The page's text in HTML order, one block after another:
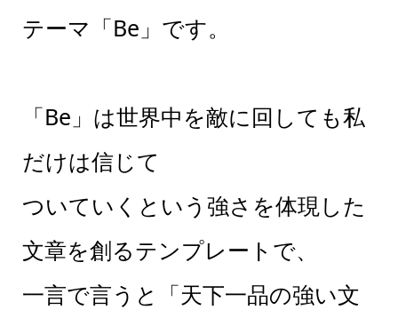
テーマ「Be」です。
「Be」は世界中を敵に回しても私
だけは信じて
ついていくという強さを体現した
文章を創るテンプレートで、
一言で言うと「天下一品の強い文